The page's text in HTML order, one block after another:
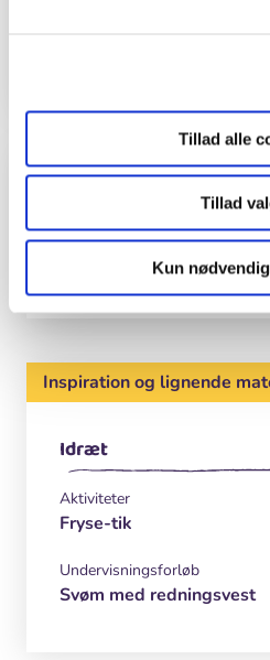
Tillad alle
Tillad
Kun
Kolofon
Tekst og foto
Malene Bendix
Inspiration og lignende
Idræt
Aktiviteter
Fryse-tik
Undervisningsforløb
Svøm med redningsvest